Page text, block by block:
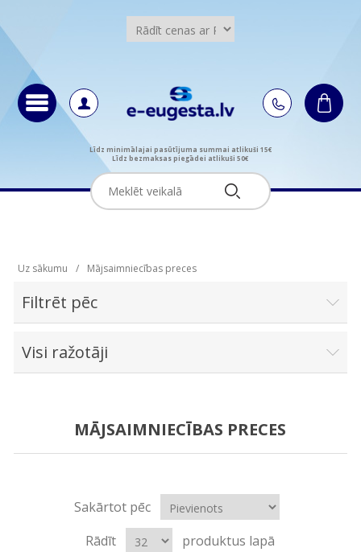
Līdz minimālajai pasūtījuma summai atlikuši 15€
Līdz bezmaksas piegādei atlikuši 50€
Uz sākumu / Mājsaimniecības preces
Filtrēt pēc
Visi ražotāji
MĀJSAIMNIECĪBAS PRECES
Sakārtot pēc
Rādīt
produktus lapā